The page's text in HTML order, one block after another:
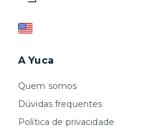
A Yuca
Quem somos
Dúvidas frequentes
Política de privacidade